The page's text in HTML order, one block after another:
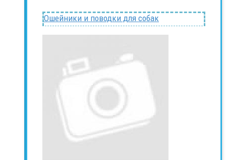
Ошейники и поводки для собак